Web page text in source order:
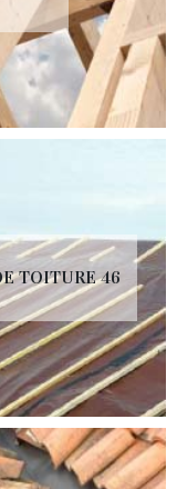
TOITURE 46